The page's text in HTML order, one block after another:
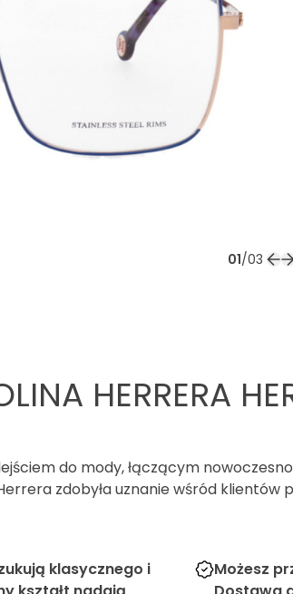
01/03
HERRERA
do mody, łączącym
zdobyła uznanie wśród
klasycznego i
Możesz